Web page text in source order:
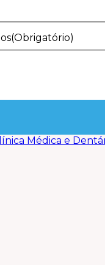
(Obrigatório)